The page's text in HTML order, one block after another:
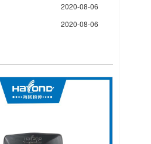
2020-08-06
2020-08-06